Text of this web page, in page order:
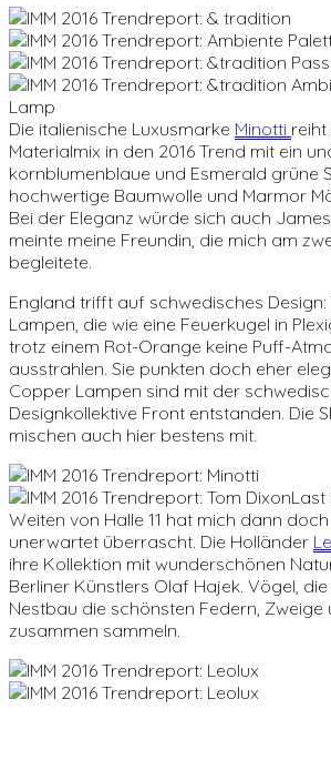
Die italienische Luxusmarke Minotti
Materialmix in den 2016 Trend mit ein
kornblumenblaue und Esmerald grüne
hochwertige Baumwolle und Marmor
Bei der Eleganz würde sich auch
meinte meine Freundin, die mich am
begleitete.
England trifft auf schwedisches Design:
Lampen, die wie eine Feuerkugel in
trotz einem Rot-Orange keine Puff-
ausstrahlen. Sie punkten doch eher
Copper Lampen sind mit der
Designkollektive Front entstanden. Die
mischen auch hier bestens mit.
Last
Weiten von Halle 11 hat mich dann
unerwartet überrascht. Die Holländer
ihre Kollektion mit wunderschönen
Berliner Künstlers Olaf Hajek. Vögel,
Nestbau die schönsten Federn, Zweige
zusammen sammeln.